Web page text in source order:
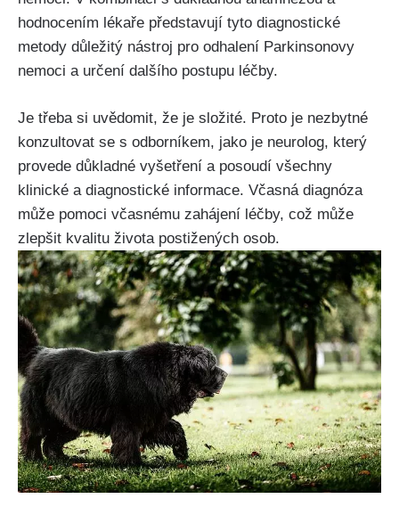
hodnocením lékaře představují tyto diagnostické
metody důležitý nástroj pro odhalení Parkinsonovy
nemoci a určení dalšího postupu léčby.
Je třeba si uvědomit, že je složité. Proto je nezbytné
konzultovat se s odborníkem, jako je neurolog, který
provede důkladné vyšetření a posoudí všechny
klinické a diagnostické informace. Včasná diagnóza
může pomoci včasnému zahájení léčby, což může
zlepšit kvalitu života postižených osob.